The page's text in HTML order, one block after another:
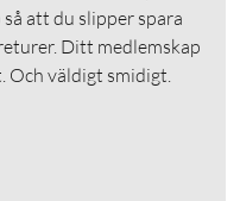
att du slipper spara
Ditt medlemskap
Och väldigt smidigt.